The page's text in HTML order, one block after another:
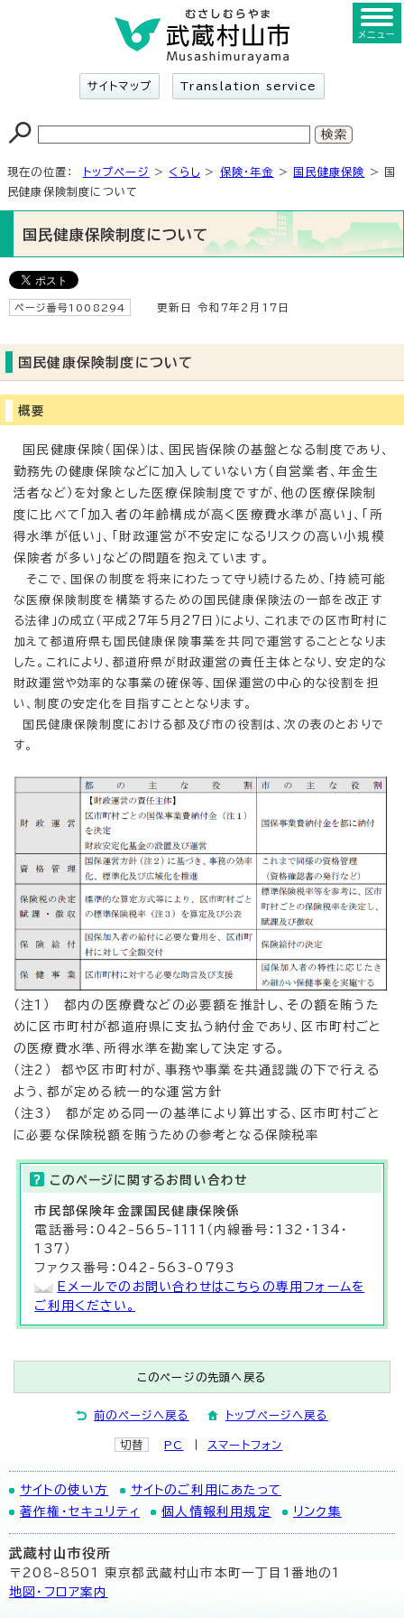
サイトマップ Translation service
メニュー
現在の位置： トップページ > くらし > 保険・年金 > 国民健康保険
> 国
民健康保険制度について
国民健康保険制度について
ページ番号1008294 更新日 令和7年2月17日
国民健康保険制度について
概要
国民健康保険（国保）は、国民皆保険の基盤となる制度であり、
勤務先の健康保険などに加入していない方（自営業者、年金生
活者など）を対象とした医療保険制度ですが、他の医療保険制
度に比べて「加入者の年齢構成が高く医療費水準が高い」、「所
得水準が低い」、「財政運営が不安定になるリスクの高い小規模
保険者が多い」などの問題を抱えています。
そこで、国保の制度を将来にわたって守り続けるため、「持続可能
な医療保険制度を構築するための国民健康保険法の一部を改正す
る法律」の成立（平成27年5月27日）により、これまでの区市町村に
加えて都道府県も国民健康保険事業を共同で運営することとなりま
した。これにより、都道府県が財政運営の責任主体となり、安定的な
財政運営や効率的な事業の確保等、国保運営の中心的な役割を担
い、制度の安定化を目指すこととなります。
国民健康保険制度における都及び市の役割は、次の表のとおりで
す。
（注1） 都内の医療費などの必要額を推計し、その額を賄うた
めに区市町村が都道府県に支払う納付金であり、区市町村ごと
の医療費水準、所得水準を勘案して決定する。
（注2） 都や区市町村が、事務や事業を共通認識の下で行える
よう、都が定める統一的な運営方針
（注3） 都が定める同一の基準により算出する、区市町村ごと
に必要な保険税額を賄うための参考となる保険税率
このページに関する お問い合わせ
市民部保険年金課国民健康保険係
電話番号：042-565-1111（内線番号：132・134・
137）
ファクス番号：042-563-0793
Eメールでのお問い合わせはこちらの専用フォームを
ご利用ください。
このページの先頭へ戻る
前のページへ戻る トップページへ戻る
切替 PC スマートフォン
サイトの使い方
サイトのご利用にあたって
著作権・セキュリティ
個人情報利用規定 リンク集
武蔵村山市役所
〒208-8501 東京都武蔵村山市本町一丁目1番地の1
地図･フロア案内